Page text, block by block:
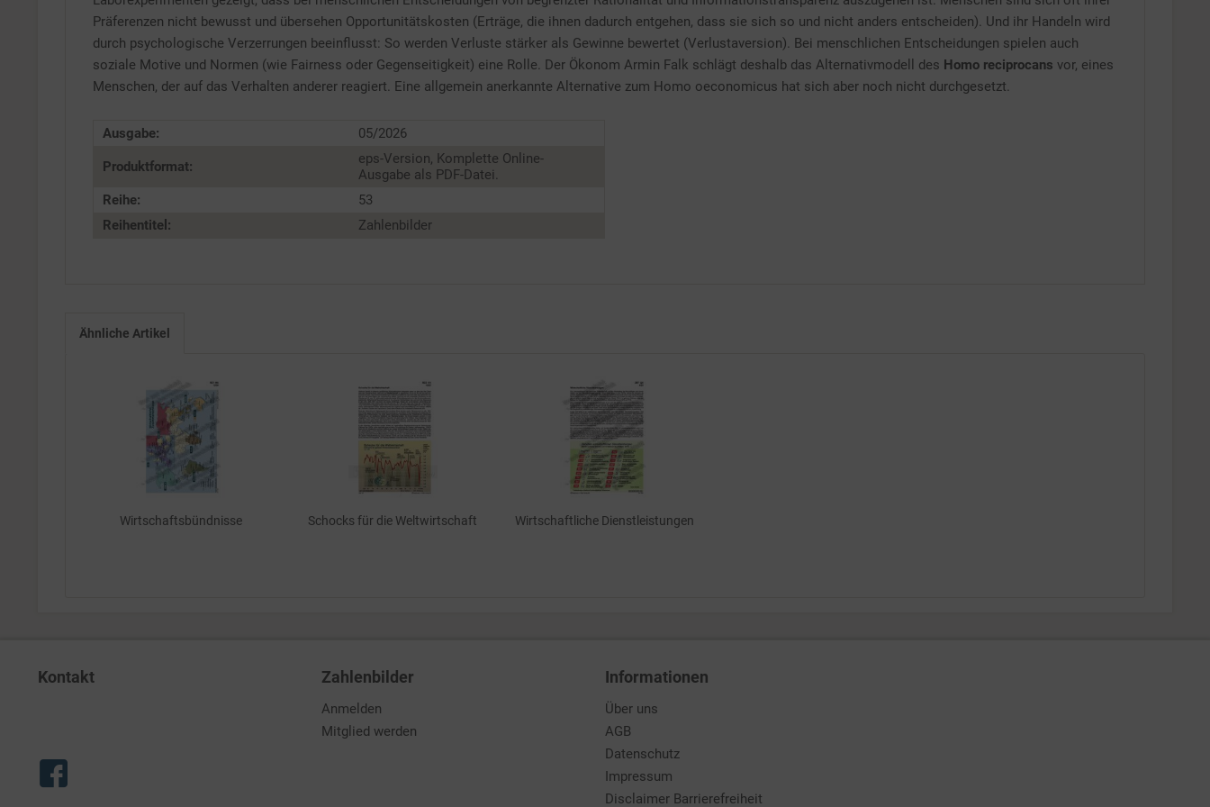
Präferenzen nicht bewusst und übersehen Opportunitätskosten (Erträge, die ihnen dadurch entgehen, dass sie sich so und nicht anders entscheiden). Und ihr Handeln wird
durch psychologische Verzerrungen beeinflusst: So werden Verluste stärker als Gewinne bewertet (Verlustaversion). Bei menschlichen Entscheidungen spielen auch
soziale Motive und Normen (wie Fairness oder Gegenseitigkeit) eine Rolle. Der Ökonom Armin Falk schlägt deshalb das Alternativmodell des Homo reciprocans vor, eines
Menschen, der auf das Verhalten anderer reagiert. Eine allgemein anerkannte Alternative zum Homo oeconomicus hat sich aber noch nicht durchgesetzt.
Ausgabe: 05/2026
Produktformat:
eps-Version, Komplette Online-
Ausgabe als PDF-Datei.
Reihe:
53
Reihentitel:
Zahlenbilder
Ähnliche Artikel
Wirtschaftsbündnisse Schocks für die Weltwirtschaft Wirtschaftliche Dienstleistungen
Kontakt Zahlenbilder
Anmelden
Mitglied werden
Informationen
Über uns
AGB
Datenschutz
Impressum
Disclaimer Barrierefreiheit
Service Inaktiv